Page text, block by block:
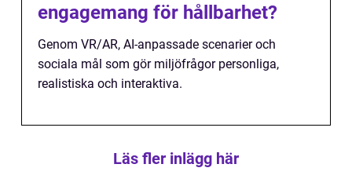
engagemang för hållbarhet?
Genom VR/AR, AI-anpassade scenarier och
sociala mål som gör miljöfrågor personliga,
realistiska och interaktiva.
Läs fler inlägg här